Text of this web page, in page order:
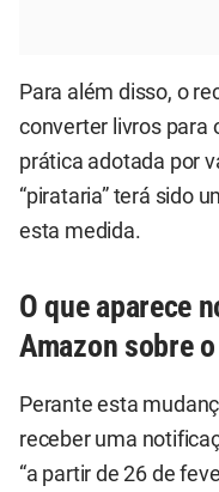
Para além disso, o
converter livros para
prática adotada por
“pirataria” terá sido
esta medida.
O que aparece
Amazon sobre
Perante esta
receber uma
“a partir de 26 de